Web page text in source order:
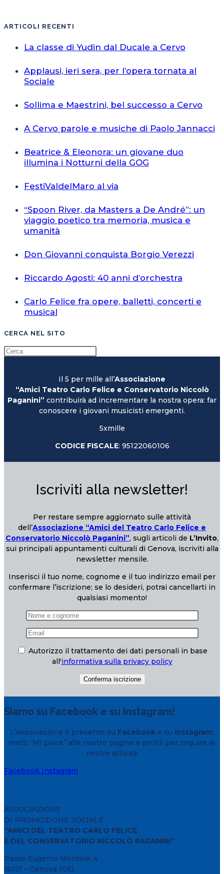
ARTICOLI RECENTI
La classe di Yudin dal Ducale a Cervo
Applausi, ieri sera, per l’opera tornata al
Sociale
Sollima e Maestrini, bel successo a Cervo
A Cervo parole e musiche di Paolo Jannacci
Beatrice & Eleonora: un giovane duo
illumina i Notturni della GOG
FestiValdelMaro al via
“Spoon River, da Masters a De André”: un
viaggio poetico tra memoria, musica e
umanità
Don Giovanni conquista Borgio Verezzi
Riccardo Agosti: 40 anni d’orchestra
Carlo Felice fra opere, balletti, concerti e
musical
CERCA NEL SITO
Il 5 per mille all’Associazione
“Amici Teatro Carlo Felice e Conservatorio Niccolò
Paganini” contribuirà ad incrementare la nostra opera: far
conoscere i giovani musicisti emergenti.
5xmille
CODICE FISCALE: 95122060106
Iscriviti alla newsletter!
Per restare sempre aggiornato sulle attività
dell’Associazione “Amici del Teatro Carlo Felice e
Conservatorio Niccolò Paganini”, sugli articoli de L’Invito,
sui principali appuntamenti culturali di Genova, iscriviti alla
newsletter mensile.
Inserisci il tuo nome, cognome e il tuo indirizzo email per
confermare l’iscrizione; se lo desideri, potrai cancellarti in
qualsiasi momento!
Autorizzo il trattamento dei dati personali in base
all'informativa sulla privacy policy
Siamo su Facebook e su Instagram!
L’Associazione è presente su Facebook e su Instagram:
metti “Mi piace” alle nostre pagine e profili per seguire le
nostre attività.
Facebook Instagram
ASSOCIAZIONE
DI PROMOZIONE SOCIALE
“AMICI DEL TEATRO CARLO FELICE
E DEL CONSERVATORIO NICCOLÒ PAGANINI”
Passo Eugenio Montale, 4
16121 – Genova (GE)